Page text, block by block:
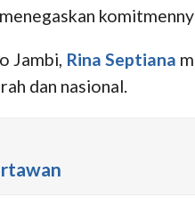
Jambi, Rina Septiana
dan nasional.